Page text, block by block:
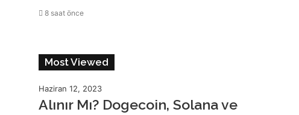
8 saat önce
Most Viewed
Haziran 12, 2023
Alınır Mı? Dogecoin, Solana ve